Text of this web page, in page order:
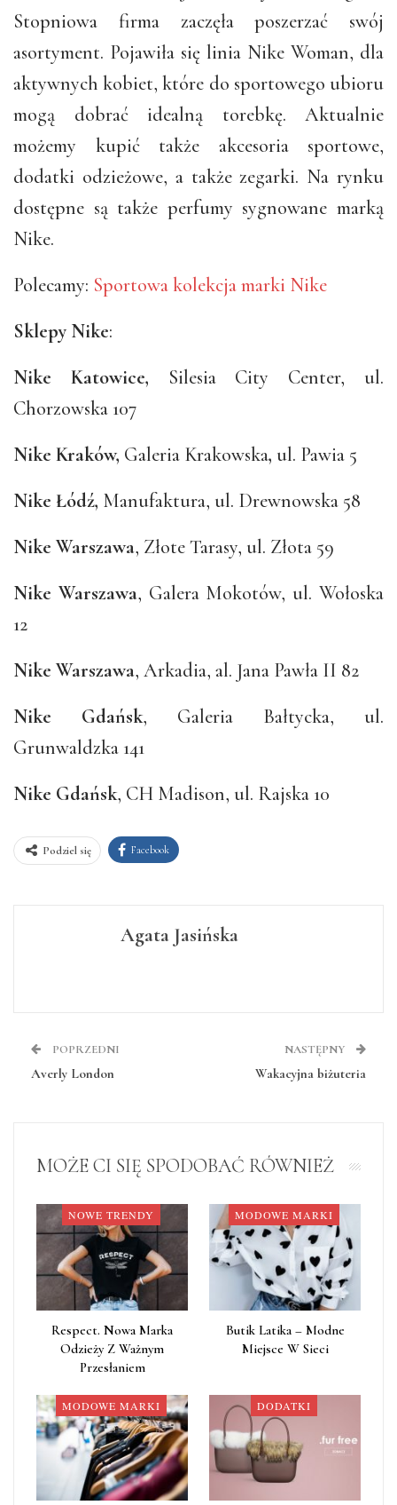
Stopniowa firma zaczęła poszerzać swój
asortyment. Pojawiła się linia Nike Woman, dla
aktywnych kobiet, które do sportowego ubioru
mogą dobrać idealną torebkę. Aktualnie
możemy kupić także akcesoria sportowe,
dodatki odzieżowe, a także zegarki. Na rynku
dostępne są także perfumy sygnowane marką
Nike.
Polecamy: Sportowa kolekcja marki Nike
Sklepy Nike:
Nike Katowice, Silesia City Center, ul.
Chorzowska 107
Nike Kraków, Galeria Krakowska, ul. Pawia 5
Nike Łódź, Manufaktura, ul. Drewnowska 58
Nike Warszawa, Złote Tarasy, ul. Złota 59
Nike Warszawa, Galera Mokotów, ul. Wołoska
12
Nike Warszawa, Arkadia, al. Jana Pawła II 82
Nike Gdańsk, Galeria Bałtycka, ul.
Grunwaldzka 141
Nike Gdańsk, CH Madison, ul. Rajska 10
Podziel się Facebook
Agata Jasińska
POPRZEDNI
Averly London
NASTĘPNY
Wakacyjna biżuteria
MOŻE CI SIĘ SPODOBAĆ RÓWNIEŻ
NOWE TRENDY
Respect. Nowa Marka
Odzieży Z Ważnym
Przesłaniem
MODOWE MARKI
Butik Latika – Modne
Miejsce W Sieci
MODOWE MARKI DODATKI